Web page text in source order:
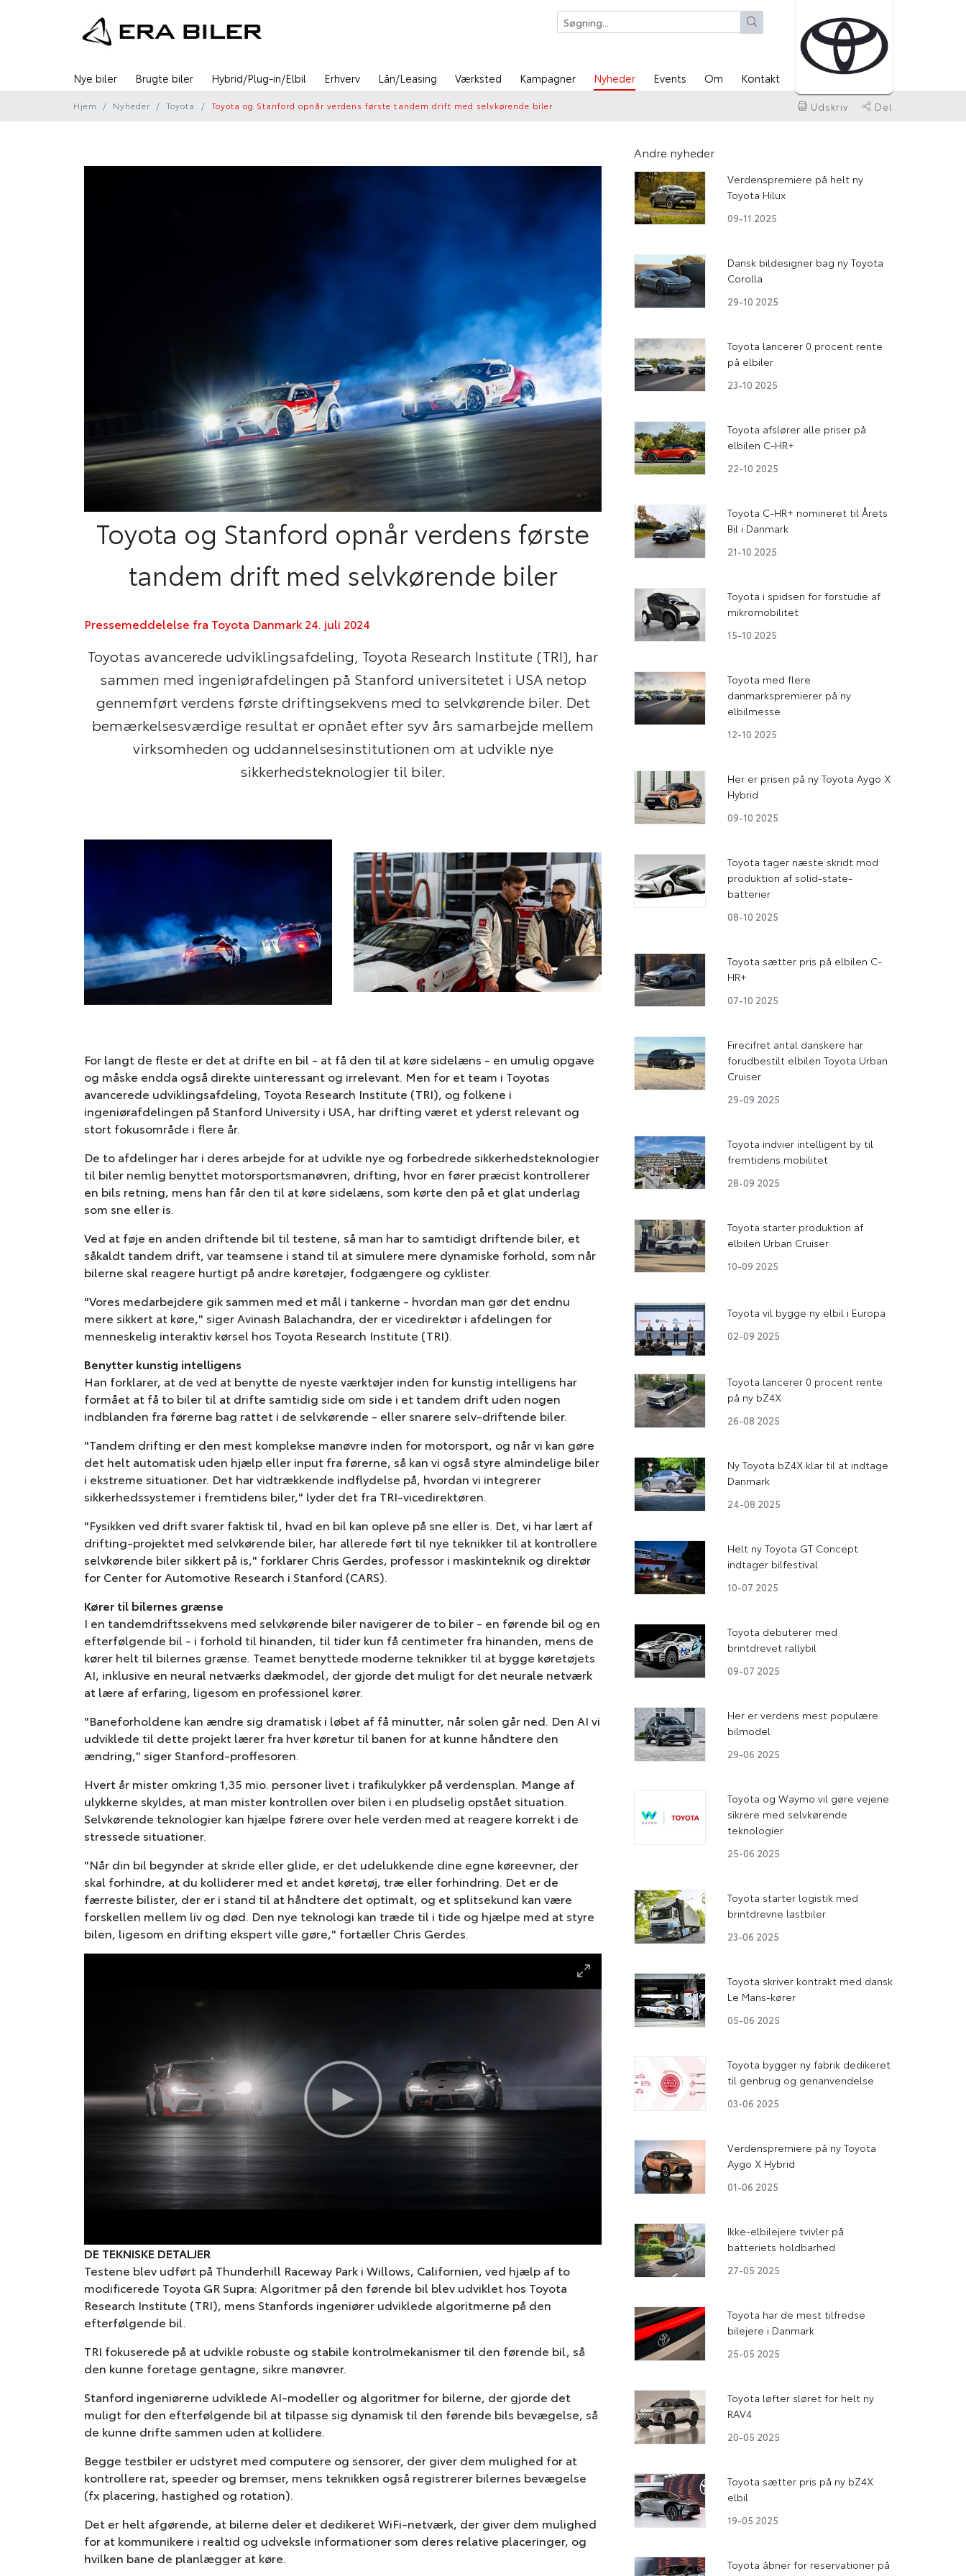
Nye biler Brugte biler Hybrid/Plug-in/Elbil Erhverv Lån/Leasing Værksted Kampagner Nyheder Events Om Kontakt
Hjem Nyheder Toyota Toyota og Stanford opnår verdens første tandem drift med selvkørende biler Udskriv Del
Toyota og Stanford opnår verdens første
tandem drift med selvkørende biler
Pressemeddelelse fra Toyota Danmark 24. juli 2024
Toyotas avancerede udviklingsafdeling, Toyota Research Institute (TRI), har
sammen med ingeniørafdelingen på Stanford universitetet i USA netop
gennemført verdens første driftingsekvens med to selvkørende biler. Det
bemærkelsesværdige resultat er opnået efter syv års samarbejde mellem
virksomheden og uddannelsesinstitutionen om at udvikle nye
sikkerhedsteknologier til biler.
For langt de fleste er det at drifte en bil - at få den til at køre sidelæns - en umulig opgave
og måske endda også direkte uinteressant og irrelevant. Men for et team i Toyotas
avancerede udviklingsafdeling, Toyota Research Institute (TRI), og folkene i
ingeniørafdelingen på Stanford University i USA, har drifting været et yderst relevant og
stort fokusområde i flere år.
De to afdelinger har i deres arbejde for at udvikle nye og forbedrede sikkerhedsteknologier
til biler nemlig benyttet motorsportsmanøvren, drifting, hvor en fører præcist kontrollerer
en bils retning, mens han får den til at køre sidelæns, som kørte den på et glat underlag
som sne eller is.
Ved at føje en anden driftende bil til testene, så man har to samtidigt driftende biler, et
såkaldt tandem drift, var teamsene i stand til at simulere mere dynamiske forhold, som når
bilerne skal reagere hurtigt på andre køretøjer, fodgængere og cyklister.
"Vores medarbejdere gik sammen med et mål i tankerne - hvordan man gør det endnu
mere sikkert at køre," siger Avinash Balachandra, der er vicedirektør i afdelingen for
menneskelig interaktiv kørsel hos Toyota Research Institute (TRI).
Benytter kunstig intelligens
Han forklarer, at de ved at benytte de nyeste værktøjer inden for kunstig intelligens har
formået at få to biler til at drifte samtidig side om side i et tandem drift uden nogen
indblanden fra førerne bag rattet i de selvkørende - eller snarere selv-driftende biler.
"Tandem drifting er den mest komplekse manøvre inden for motorsport, og når vi kan gøre
det helt automatisk uden hjælp eller input fra førerne, så kan vi også styre almindelige biler
i ekstreme situationer. Det har vidtrækkende indflydelse på, hvordan vi integrerer
sikkerhedssystemer i fremtidens biler," lyder det fra TRI-vicedirektøren.
"Fysikken ved drift svarer faktisk til, hvad en bil kan opleve på sne eller is. Det, vi har lært af
drifting-projektet med selvkørende biler, har allerede ført til nye teknikker til at kontrollere
selvkørende biler sikkert på is," forklarer Chris Gerdes, professor i maskinteknik og direktør
for Center for Automotive Research i Stanford (CARS).
Kører til bilernes grænse
I en tandemdriftssekvens med selvkørende biler navigerer de to biler - en førende bil og en
efterfølgende bil - i forhold til hinanden, til tider kun få centimeter fra hinanden, mens de
kører helt til bilernes grænse. Teamet benyttede moderne teknikker til at bygge køretøjets
AI, inklusive en neural netværks dækmodel, der gjorde det muligt for det neurale netværk
at lære af erfaring, ligesom en professionel kører.
"Baneforholdene kan ændre sig dramatisk i løbet af få minutter, når solen går ned. Den AI vi
udviklede til dette projekt lærer fra hver køretur til banen for at kunne håndtere den
ændring," siger Stanford-proffesoren.
Hvert år mister omkring 1,35 mio. personer livet i trafikulykker på verdensplan. Mange af
ulykkerne skyldes, at man mister kontrollen over bilen i en pludselig opstået situation.
Selvkørende teknologier kan hjælpe førere over hele verden med at reagere korrekt i de
stressede situationer.
"Når din bil begynder at skride eller glide, er det udelukkende dine egne køreevner, der
skal forhindre, at du kolliderer med et andet køretøj, træ eller forhindring. Det er de
færreste bilister, der er i stand til at håndtere det optimalt, og et splitsekund kan være
forskellen mellem liv og død. Den nye teknologi kan træde til i tide og hjælpe med at styre
bilen, ligesom en drifting ekspert ville gøre," fortæller Chris Gerdes.
DE TEKNISKE DETALJER
Testene blev udført på Thunderhill Raceway Park i Willows, Californien, ved hjælp af to
modificerede Toyota GR Supra: Algoritmer på den førende bil blev udviklet hos Toyota
Research Institute (TRI), mens Stanfords ingeniører udviklede algoritmerne på den
efterfølgende bil.
TRI fokuserede på at udvikle robuste og stabile kontrolmekanismer til den førende bil, så
den kunne foretage gentagne, sikre manøvrer.
Stanford ingeniørerne udviklede AI-modeller og algoritmer for bilerne, der gjorde det
muligt for den efterfølgende bil at tilpasse sig dynamisk til den førende bils bevægelse, så
de kunne drifte sammen uden at kollidere.
Begge testbiler er udstyret med computere og sensorer, der giver dem mulighed for at
kontrollere rat, speeder og bremser, mens teknikken også registrerer bilernes bevægelse
(fx placering, hastighed og rotation).
Det er helt afgørende, at bilerne deler et dedikeret WiFi-netværk, der giver dem mulighed
for at kommunikere i realtid og udveksle informationer som deres relative placeringer, og
hvilken bane de planlægger at køre.
Andre nyheder
Verdenspremiere på helt ny
Toyota Hilux
09-11 2025
Dansk bildesigner bag ny Toyota
Corolla
29-10 2025
Toyota lancerer 0 procent rente
på elbiler
23-10 2025
Toyota afslører alle priser på
elbilen C-HR+
22-10 2025
Toyota C-HR+ nomineret til Årets
Bil i Danmark
21-10 2025
Toyota i spidsen for forstudie af
mikromobilitet
15-10 2025
Toyota med flere
danmarkspremierer på ny
elbilmesse
12-10 2025
Her er prisen på ny Toyota Aygo X
Hybrid
09-10 2025
Toyota tager næste skridt mod
produktion af solid-state-
batterier
08-10 2025
Toyota sætter pris på elbilen C-
HR+
07-10 2025
Firecifret antal danskere har
forudbestilt elbilen Toyota Urban
Cruiser
29-09 2025
Toyota indvier intelligent by til
fremtidens mobilitet
28-09 2025
Toyota starter produktion af
elbilen Urban Cruiser
10-09 2025
Toyota vil bygge ny elbil i Europa
02-09 2025
Toyota lancerer 0 procent rente
på ny bZ4X
26-08 2025
Ny Toyota bZ4X klar til at indtage
Danmark
24-08 2025
Helt ny Toyota GT Concept
indtager bilfestival
10-07 2025
Toyota debuterer med
brintdrevet rallybil
09-07 2025
Her er verdens mest populære
bilmodel
29-06 2025
Toyota og Waymo vil gøre vejene
sikrere med selvkørende
teknologier
25-06 2025
Toyota starter logistik med
brintdrevne lastbiler
23-06 2025
Toyota skriver kontrakt med dansk
Le Mans-kører
05-06 2025
Toyota bygger ny fabrik dedikeret
til genbrug og genanvendelse
03-06 2025
Verdenspremiere på ny Toyota
Aygo X Hybrid
01-06 2025
Ikke-elbilejere tvivler på
batteriets holdbarhed
27-05 2025
Toyota har de mest tilfredse
bilejere i Danmark
25-05 2025
Toyota løfter sløret for helt ny
RAV4
20-05 2025
Toyota sætter pris på ny bZ4X
elbil
19-05 2025
Toyota åbner for reservationer på